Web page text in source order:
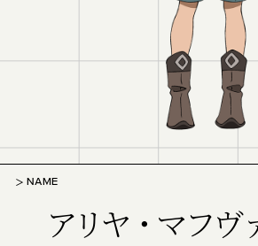
NAME
アリヤ・マフヴ